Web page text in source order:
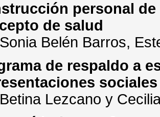
personal
de salud
Belén Barros,
de respaldo a
Lezcano y